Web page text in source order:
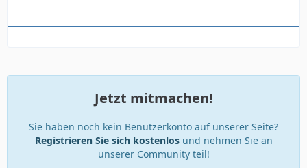
Jetzt mitmachen!
Sie haben noch kein Benutzerkonto auf unserer Seite?
Registrieren Sie sich kostenlosund nehmen Sie an
unserer Community teil!